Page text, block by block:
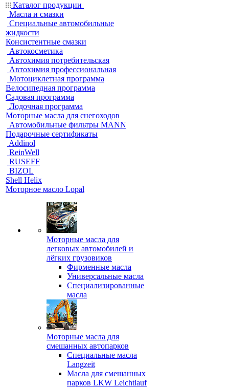
Каталог продукции
Масла и смазки
Специальные автомобильные
жидкости
Консистентные смазки
Автокосметика
Автохимия потребительская
Автохимия профессиональная
Мотоциклетная программа
Велосипедная программа
Садовая программа
Лодочная программа
Моторные масла для снегоходов
Автомобильные фильтры MANN
Подарочные сертификаты
Addinol
ReinWell
RUSEFF
BIZOL
Shell Helix
Моторное масло Lopal
Моторные масла для
легковых автомобилей и
лёгких грузовиков
Фирменные масла
Универсальные масла
Специализированные
масла
Моторные масла для
смешанных автопарков
Специальные масла
Langzeit
Масла для смешанных
парков LKW Leichtlauf